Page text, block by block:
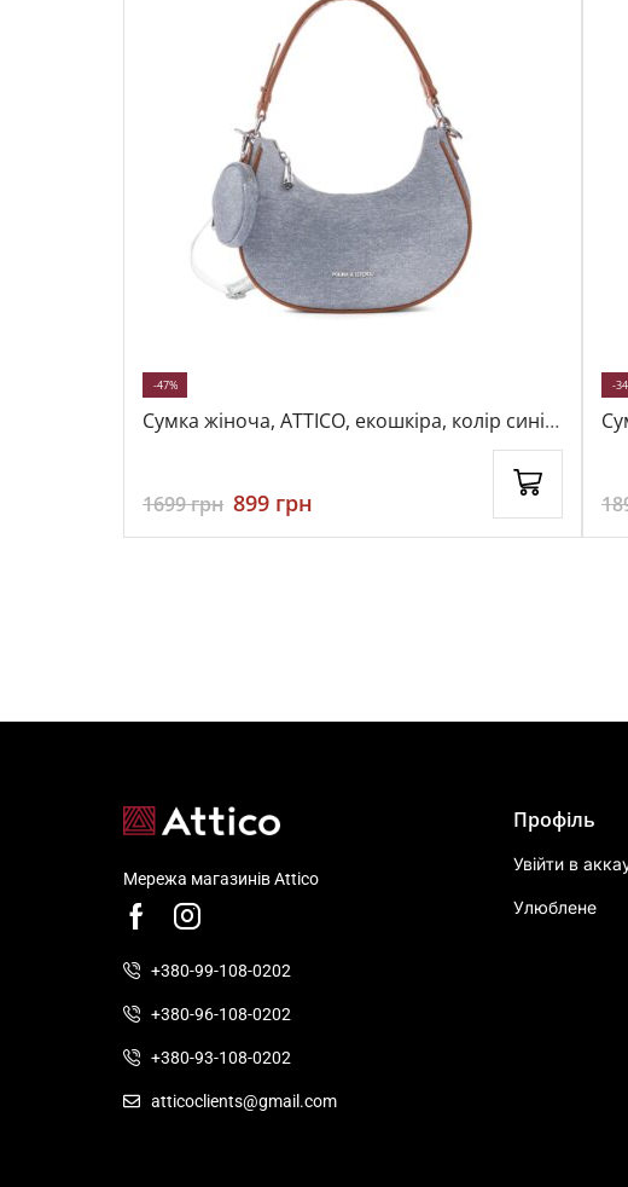
Сумка жіноча, ATTICO, екошкіра, колір синій,
-47%
1699грн 899 грн
-
Мережа магазинів Attico
+380-99-108-0202
+380-96-108-0202
+380-93-108-0202
atticoclients@gmail.com
Профіль
Увійти в
Улюблене